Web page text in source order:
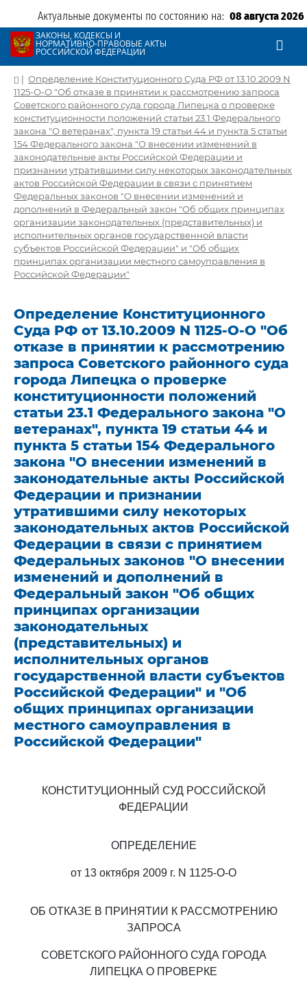
Актуальные документы по состоянию на: 08 августа 2026
ЗАКОНЫ, КОДЕКСЫ И
НОРМАТИВНО-ПРАВОВЫЕ АКТЫ
РОССИЙСКОЙ ФЕДЕРАЦИИ
| Определение Конституционного Суда РФ от 13.10.2009 N
1125-О-О "Об отказе в принятии к рассмотрению запроса
Советского районного суда города Липецка о проверке
конституционности положений статьи 23.1 Федерального
закона "О ветеранах", пункта 19 статьи 44 и пункта 5 статьи
154 Федерального закона "О внесении изменений в
законодательные акты Российской Федерации и
признании утратившими силу некоторых законодательных
актов Российской Федерации в связи с принятием
Федеральных законов "О внесении изменений и
дополнений в Федеральный закон "Об общих принципах
организации законодательных (представительных) и
исполнительных органов государственной власти
субъектов Российской Федерации" и "Об общих
принципах организации местного самоуправления в
Российской Федерации"
Определение Конституционного
Суда РФ от 13.10.2009 N 1125-О-О "Об
отказе в принятии к рассмотрению
запроса Советского районного суда
города Липецка о проверке
конституционности положений
статьи 23.1 Федерального закона "О
ветеранах", пункта 19 статьи 44 и
пункта 5 статьи 154 Федерального
закона "О внесении изменений в
законодательные акты Российской
Федерации и признании
утратившими силу некоторых
законодательных актов Российской
Федерации в связи с принятием
Федеральных законов "О внесении
изменений и дополнений в
Федеральный закон "Об общих
принципах организации
законодательных
(представительных) и
исполнительных органов
государственной власти субъектов
Российской Федерации" и "Об
общих принципах организации
местного самоуправления в
Российской Федерации"
КОНСТИТУЦИОННЫЙ СУД РОССИЙСКОЙ
ФЕДЕРАЦИИ
ОПРЕДЕЛЕНИЕ
от 13 октября 2009 г. N 1125-О-О
ОБ ОТКАЗЕ В ПРИНЯТИИ К РАССМОТРЕНИЮ
ЗАПРОСА
СОВЕТСКОГО РАЙОННОГО СУДА ГОРОДА
ЛИПЕЦКА О ПРОВЕРКЕ